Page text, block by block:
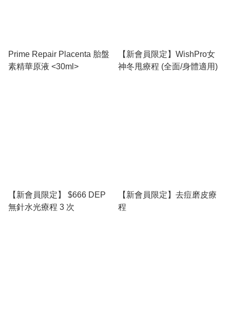
Prime Repair Placenta 胎盤
素精華原液 <30ml>
【新會員限定】WishPro女
神冬甩療程 (全面/身體適用)
【新會員限定】 $666 DEP
無針水光療程 3 次
【新會員限定】去痘磨皮療
程